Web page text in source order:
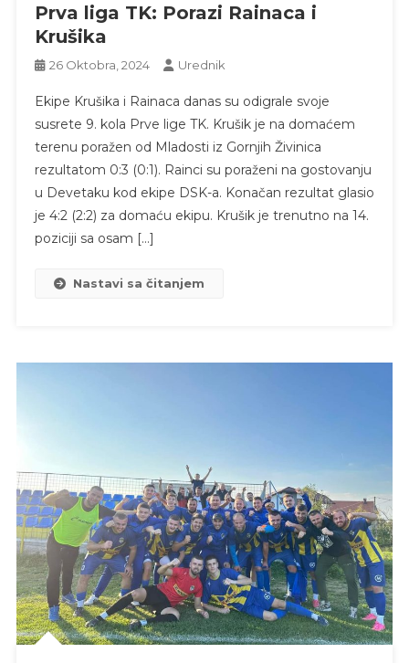
Prva liga TK: Porazi Rainaca i
Krušika
26 Oktobra, 2024 Urednik
Ekipe Krušika i Rainaca danas su odigrale svoje
susrete 9. kola Prve lige TK. Krušik je na domaćem
terenu poražen od Mladosti iz Gornjih Živinica
rezultatom 0:3 (0:1). Rainci su poraženi na gostovanju
u Devetaku kod ekipe DSK-a. Konačan rezultat glasio
je 4:2 (2:2) za domaću ekipu. Krušik je trenutno na 14.
poziciji sa osam […]
Nastavi sa čitanjem